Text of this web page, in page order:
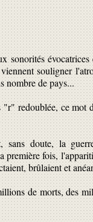
sonorités
souligner
nombre de pays...
redoublée, ce mot
sans doute, la
fois,
brûlaient et
de morts, des